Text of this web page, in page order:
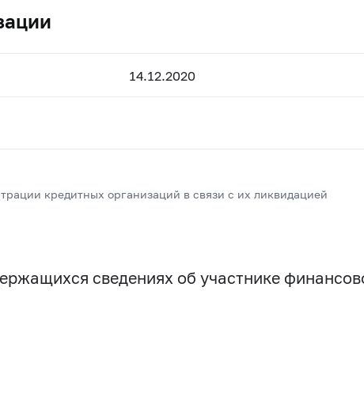
14.12.2020
кредитных организаций в связи с их ликвидацией
сведениях об участнике